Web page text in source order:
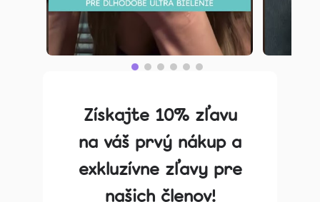
Získajte 10% zľavu
na váš prvý nákup a
exkluzívne zľavy pre
našich členov!